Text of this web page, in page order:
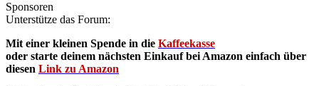
Sponsoren
Unterstütze das Forum:
Mit einer kleinen Spende in die Kaffeekasse
oder starte deinem nächsten Einkauf bei Amazon einfach über
diesen Link zu Amazon